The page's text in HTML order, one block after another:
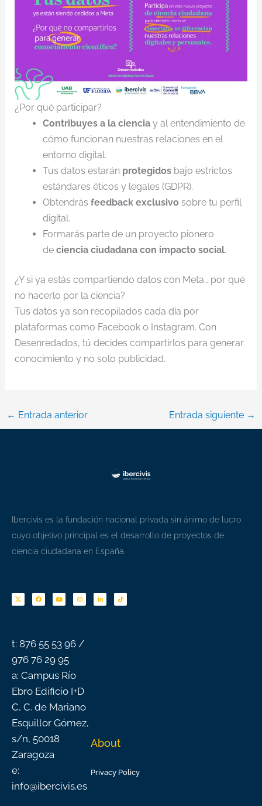
¿Por qué participar?
Contribuyes a la cienciay al entendimiento de
cómo funcionan nuestras relaciones en el
entorno digital.
Tus datos estarán protegidosbajo estrictos
estándares éticos y legales (GDPR).
Obtendrás feedback exclusivosobre tu perfil
digital.
Formarás parte de un proyecto pionero
de ciencia ciudadana con impacto social.
¿Y si ya estás compartiendo datos con Meta… por qué
no hacerlo por la ciencia?
Tus datos ya son recopilados cada día por
plataformas como Facebook o Instagram. Con
Desenredados, tú decides compartirlos para generar
conocimiento y no solo publicidad.
← Entrada anterior Entrada siguiente →
Ibercivis es la fundación nacional privada sin ánimo de lucro
cuyo objetivo principal es el desarrollo de proyectos de
ciencia ciudadana en España.
c
e
b
u
t
u
s
t
a
n
k
e
k
t
o
t: 876 55 53 96 /
976 76 29 95
a: Campus Río
Ebro Edificio I+D
C, C. de Mariano
Esquillor Gómez,
s/n, 50018
Zaragoza
e:
info@ibercivis.es
About
Privacy Policy